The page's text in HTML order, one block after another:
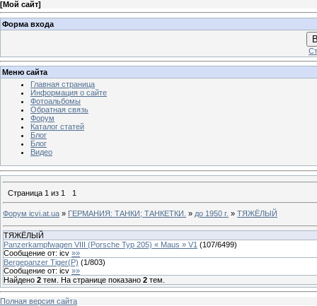
[Мой сайт]
Форма входа
Меню сайта
Главная страница
Информация о сайте
Фотоальбомы
Обратная связь
Форум
Каталог статей
Блог
Блог
Видео
Страница 1 из 1 1
Форум icvi.at.ua » ГЕРМАНИЯ: ТАНКИ; ТАНКЕТКИ. » до 1950 г. » ТЯЖЁЛЫЙ
ТЯЖЁЛЫЙ
Panzerkampfwagen VIII (Porsche Typ 205) « Maus » V1 (107/6499)
Сообщение от: icv »»
Bergepanzer Tiger(P) (1/803)
Сообщение от: icv »»
Найдено 2 тем. На странице показано 2 тем.
Полная версия сайта